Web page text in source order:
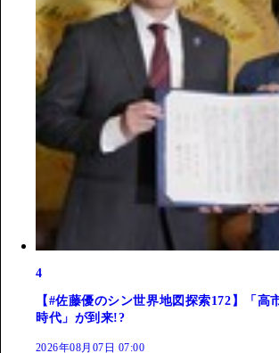
4
【#佐藤優のシン世界地図探索172】「
時代」が到来!?
2026年08月07日 07:00